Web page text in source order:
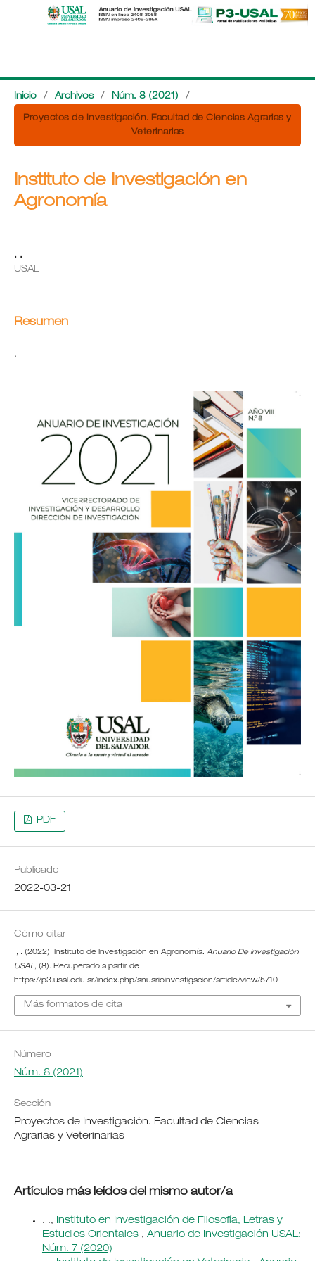
Inicio / Archivos / Núm. 8 (2021) /
Proyectos de Investigación. Facultad de Ciencias Agrarias y
Veterinarias
Instituto de Investigación en
Agronomía
. .
USAL
Resumen
.
PDF
Publicado
2022-03-21
Cómo citar
., . (2022). Instituto de Investigación en Agronomía. Anuario De Investigación
USAL, (8). Recuperado a partir de
https://p3.usal.edu.ar/index.php/anuarioinvestigacion/article/view/5710
Más formatos de cita
Número
Núm. 8 (2021)
Sección
Proyectos de Investigación. Facultad de Ciencias
Agrarias y Veterinarias
Artículos más leídos del mismo autor/a
. ., Instituto en Investigación de Filosofía, Letras y
Estudios Orientales , Anuario de Investigación USAL:
Núm. 7 (2020)